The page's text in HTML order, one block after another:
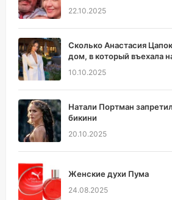
22.10.2025
Сколько Анастасия
дом, в который въехала
10.10.2025
Натали Портман
бикини
20.10.2025
Женские духи Пума
24.08.2025